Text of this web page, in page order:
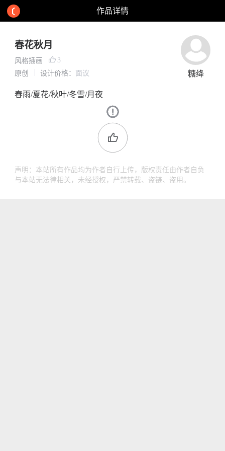
作品详情
春花秋月
风格插画
3
原创
设计价格： 面议 糖绛
春雨/夏花/秋叶/冬雪/月夜
声明：本站所有作品均为作者自行上传，版权责任由作者自负
与本站无法律相关，未经授权，严禁转载、盗链、盗用。